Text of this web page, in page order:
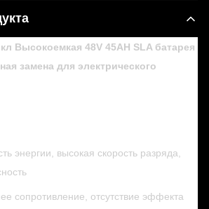
Высокоемкая 48V 45AH SLA батарея
замена для электрического
энергии, высокая скорость разряда,
сопротивление, отсутствие эффекта